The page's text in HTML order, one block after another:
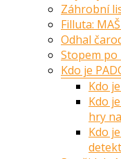
Záhrobní
Filluta:
Odhal
Stopem po
Kdo je
Kdo
Kdo
hry
Kdo